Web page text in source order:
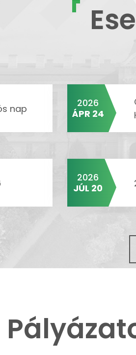
nap
2026
ÁPR 24
2026
JÚL 20